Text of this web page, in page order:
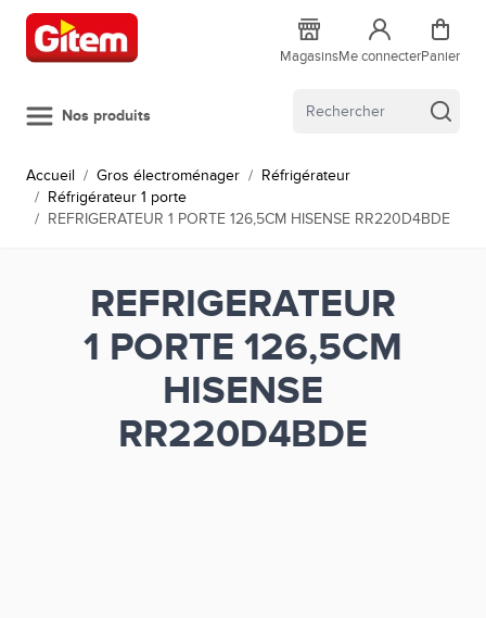
Allez au contenu
MagasinsMe connecterPanier
Nos produits
Accueil / Gros électroménager / Réfrigérateur
/ Réfrigérateur 1 porte
/ REFRIGERATEUR 1 PORTE 126,5CM HISENSE RR220D4BDE
REFRIGERATEUR
1 PORTE 126,5CM
HISENSE
RR220D4BDE